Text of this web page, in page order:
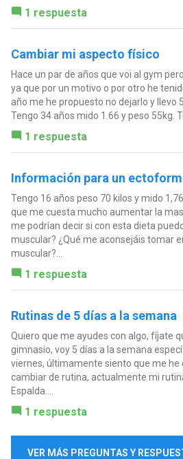
1 respuesta
Cambiar mi aspecto físico
Hace un par de años que voi al gym
ya que por un motivo o por otro he
año me he propuesto no dejarlo y llevo
Tengo 34 años mido 1.66 y peso 55kg.
1 respuesta
Información para un
Tengo 16 años peso 70 kilos y mido
que me cuesta mucho aumentar la
me podrían decir si con esta dieta
muscular? ¿Qué me aconsejáis tomar
muscular?...
1 respuesta
Rutinas de 5 días a la semana
Quiero que me ayudes con algo, fíjate
gimnasio, voy 5 días a la semana
viernes, últimamente siento que me he
cambiar de rutina, actualmente mi
Espalda....
1 respuesta
VER MÁS PREGUNTAS Y